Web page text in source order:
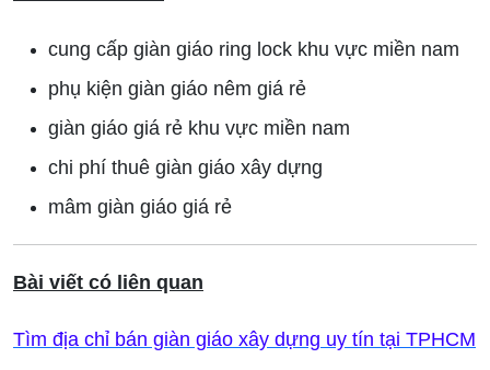
cung cấp giàn giáo ring lock khu vực miền nam
phụ kiện giàn giáo nêm giá rẻ
giàn giáo giá rẻ khu vực miền nam
chi phí thuê giàn giáo xây dựng
mâm giàn giáo giá rẻ
Bài viết có liên quan
Tìm địa chỉ bán giàn giáo xây dựng uy tín tại TPHCM